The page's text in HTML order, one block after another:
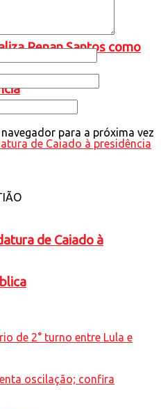
Renan Santos como
de Caiado à
para a próxima vez